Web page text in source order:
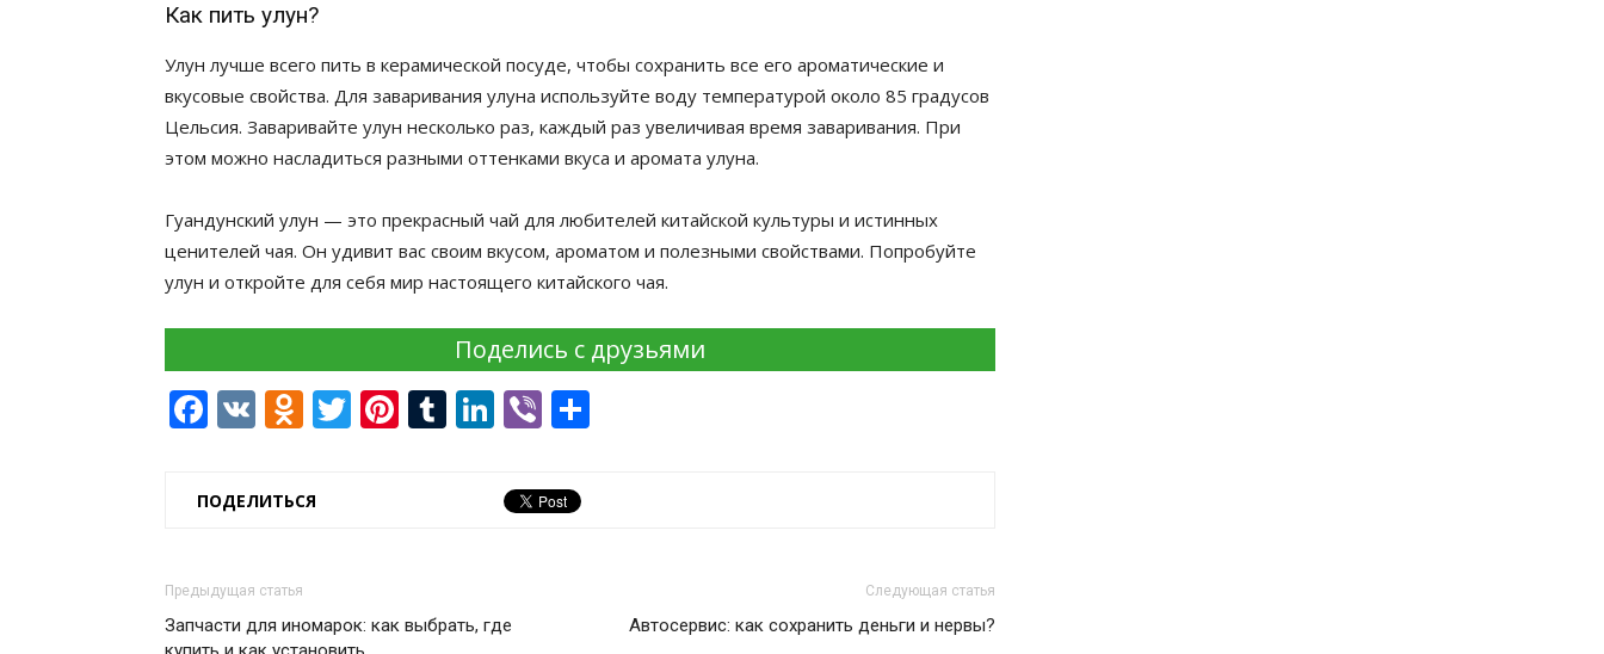
Как пить улун?
Улун лучше всего пить в керамической посуде, чтобы сохранить все его ароматические и
вкусовые свойства. Для заваривания улуна используйте воду температурой около 85 градусов
Цельсия. Заваривайте улун несколько раз, каждый раз увеличивая время заваривания. При
этом можно насладиться разными оттенками вкуса и аромата улуна.
Гуандунский улун — это прекрасный чай для любителей китайской культуры и истинных
ценителей чая. Он удивит вас своим вкусом, ароматом и полезными свойствами. Попробуйте
улун и откройте для себя мир настоящего китайского чая.
Поделись с друзьями
Facebook
VK Odnoklassniki
Twitter
Pinterest
Tumblr
LinkedIn
Viber
ПОДЕЛИТЬСЯ
Предыдущая статья
Запчасти для иномарок: как выбрать, где
Следующая статья
Автосервис: как сохранить деньги и нервы?